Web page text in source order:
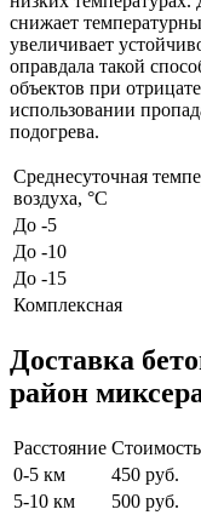
снижает
увеличивает
оправдала такой
объектов при
использовании
подогрева.
Среднесуточная
воздуха, °C
До -5
До -10
До -15
Комплексная
Доставка
район
Расстояние
0-5 км
450 руб.
5-10 км
500 руб.